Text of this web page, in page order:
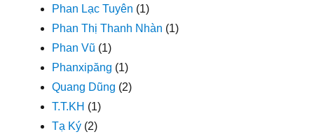
Phan Lạc Tuyên (1)
Phan Thị Thanh Nhàn (1)
Phan Vũ (1)
Phanxipăng (1)
Quang Dũng (2)
T.T.KH (1)
Tạ Ký (2)